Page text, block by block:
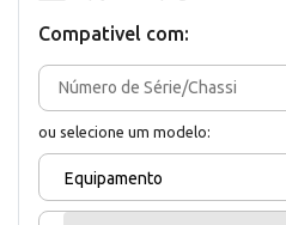
Compativel com:
ou selecione um modelo:
Equipamento